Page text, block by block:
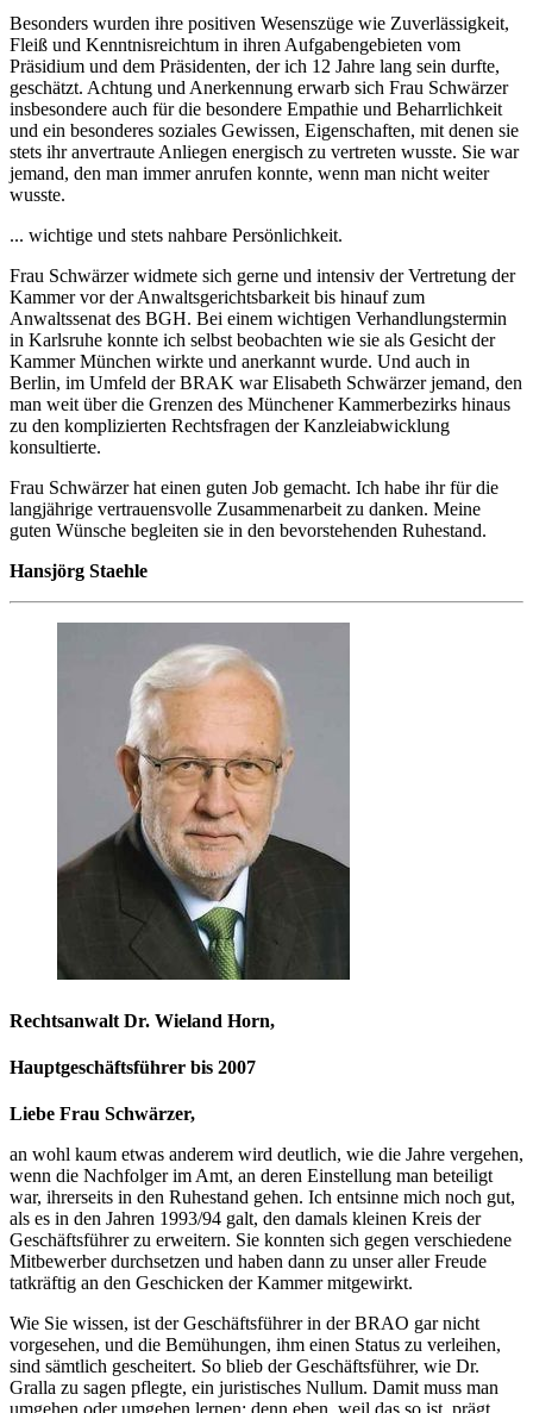
Besonders wurden ihre positiven Wesenszüge wie Zuverlässigkeit,
Fleiß und Kenntnisreichtum in ihren Aufgabengebieten vom
Präsidium und dem Präsidenten, der ich 12 Jahre lang sein durfte,
geschätzt. Achtung und Anerkennung erwarb sich Frau Schwärzer
insbesondere auch für die besondere Empathie und Beharrlichkeit
und ein besonderes soziales Gewissen, Eigenschaften, mit denen sie
stets ihr anvertraute Anliegen energisch zu vertreten wusste. Sie war
jemand, den man immer anrufen konnte, wenn man nicht weiter
wusste.
... wichtige und stets nahbare Persönlichkeit.
Frau Schwärzer widmete sich gerne und intensiv der Vertretung der
Kammer vor der Anwaltsgerichtsbarkeit bis hinauf zum
Anwaltssenat des BGH. Bei einem wichtigen Verhandlungstermin
in Karlsruhe konnte ich selbst beobachten wie sie als Gesicht der
Kammer München wirkte und anerkannt wurde. Und auch in
Berlin, im Umfeld der BRAK war Elisabeth Schwärzer jemand, den
man weit über die Grenzen des Münchener Kammerbezirks hinaus
zu den komplizierten Rechtsfragen der Kanzleiabwicklung
konsultierte.
Frau Schwärzer hat einen guten Job gemacht. Ich habe ihr für die
langjährige vertrauensvolle Zusammenarbeit zu danken. Meine
guten Wünsche begleiten sie in den bevorstehenden Ruhestand.
Hansjörg Staehle
Rechtsanwalt Dr. Wieland Horn,
Hauptgeschäftsführer bis 2007
Liebe Frau Schwärzer,
an wohl kaum etwas anderem wird deutlich, wie die Jahre vergehen,
wenn die Nachfolger im Amt, an deren Einstellung man beteiligt
war, ihrerseits in den Ruhestand gehen. Ich entsinne mich noch gut,
als es in den Jahren 1993/94 galt, den damals kleinen Kreis der
Geschäftsführer zu erweitern. Sie konnten sich gegen verschiedene
Mitbewerber durchsetzen und haben dann zu unser aller Freude
tatkräftig an den Geschicken der Kammer mitgewirkt.
Wie Sie wissen, ist der Geschäftsführer in der BRAO gar nicht
vorgesehen, und die Bemühungen, ihm einen Status zu verleihen,
sind sämtlich gescheitert. So blieb der Geschäftsführer, wie Dr.
Gralla zu sagen pflegte, ein juristisches Nullum. Damit muss man
umgehen oder umgehen lernen; denn eben, weil das so ist, prägt